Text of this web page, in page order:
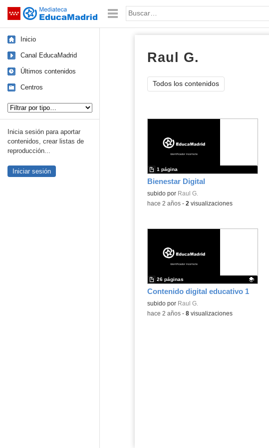
Saltar navegación Palabra o frase:
Inicio
Canal EducaMadrid
Últimos contenidos
Centros
Inicia sesión para aportar
contenidos, crear listas de
reproducción...
Iniciar sesión
Raul G.
Todos los contenidos
Bienestar Digital
subido por Raul G.
1 página
-hace 2 años- 2 visualizaciones
Contenido digital educativo 1
Contenido educativo.
subido por Raul G.
26 páginas
-hace 2 años- 8visualizaciones